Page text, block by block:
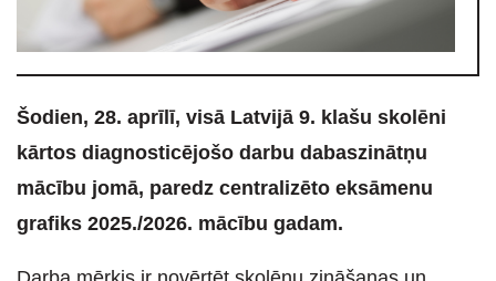
Šodien, 28. aprīlī, visā Latvijā 9. klašu skolēni
kārtos diagnosticējošo darbu dabaszinātņu
mācību jomā, paredz centralizēto eksāmenu
grafiks 2025./2026. mācību gadam.